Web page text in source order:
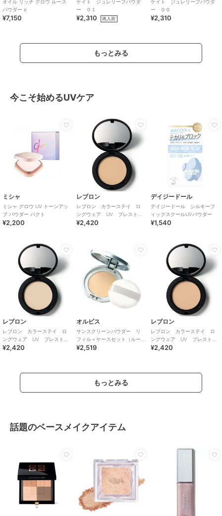
オイル リッチ グロウ ルース
パウダー e
¥7,150
ケイト ジュレリープパウダ
ー ０１
¥2,310 再入荷
ケイト ジュレリープパウダ
ー ００
¥2,310
もっとみる
今こそ始めるUVケア
ミシャ
ミシャ グロウ UV トーンアッ
プ パウダー パクト
¥2,200
レブロン
レブロン カラーステイ ロ
ングウェア UV プレスト
パウダー 002
¥2,420
デイジードール
デイジードール シルキーフ
ィックスクールUVパウダー
¥1,540
レブロン
レブロン カラーステイ ロ
ングウェア UV プレスト
パウダー 001
¥2,420
オルビス
サンスクリーンパウダー リ
フィル＋ケースセット（ルー
セント）
¥2,519
レブロン
レブロン カラーステイ ロ
ングウェア UV プレスト
パウダー 003
¥2,420
もっとみる
話題のベースメイクアイテム